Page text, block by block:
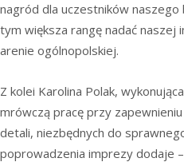
nagród dla uczestników naszego
tym większa rangę nadać naszej
arenie ogólnopolskiej.
Z kolei Karolina Polak,
mrówczą pracę przy zapewnieniu
detali, niezbędnych do
poprowadzenia imprezy dodaje –